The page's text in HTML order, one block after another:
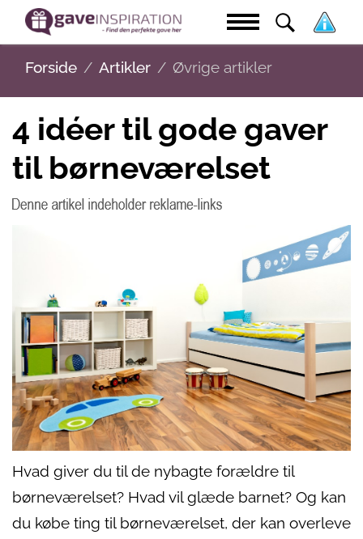
Forside Artikler Øvrige artikler
4 idéer til gode gaver
til børneværelset
Hvad giver du til de nybagte forældre til
børneværelset? Hvad vil glæde barnet? Og kan
du købe ting til børneværelset, der kan overleve